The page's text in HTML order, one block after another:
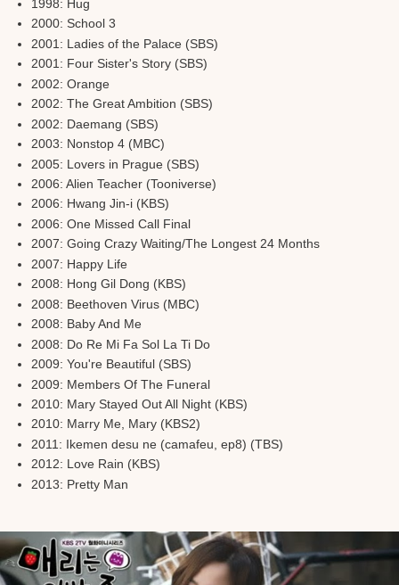
1998: Hug
2000: School 3
2001: Ladies of the Palace (SBS)
2001: Four Sister's Story (SBS)
2002: Orange
2002: The Great Ambition (SBS)
2002: Daemang (SBS)
2003: Nonstop 4 (MBC)
2005: Lovers in Prague (SBS)
2006: Alien Teacher (Tooniverse)
2006: Hwang Jin-i (KBS)
2006: One Missed Call Final
2007: Going Crazy Waiting/The Longest 24 Months
2007: Happy Life
2008: Hong Gil Dong (KBS)
2008: Beethoven Virus (MBC)
2008: Baby And Me
2008: Do Re Mi Fa Sol La Ti Do
2009: You're Beautiful (SBS)
2009: Members Of The Funeral
2010: Mary Stayed Out All Night (KBS)
2010: Marry Me, Mary (KBS2)
2011: Ikemen desu ne (camafeu, ep8) (TBS)
2012: Love Rain (KBS)
2013: Pretty Man